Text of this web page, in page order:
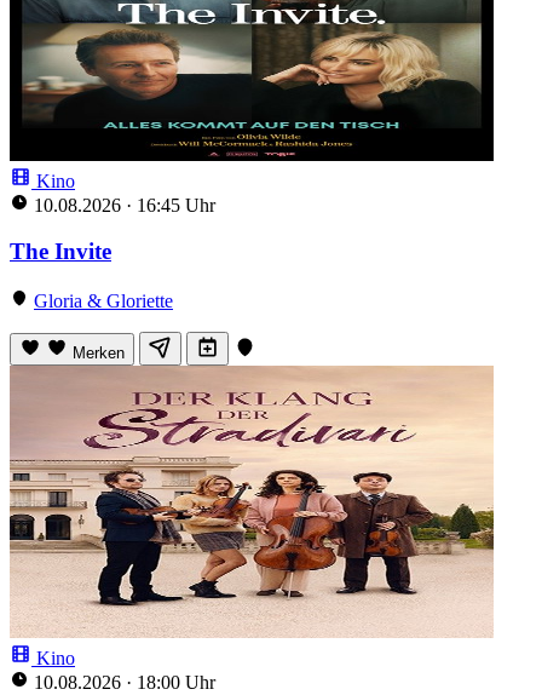
Kino
10.08.2026 · 16:45 Uhr
The Invite
Gloria & Gloriette
Merken
Kino
10.08.2026 · 18:00 Uhr